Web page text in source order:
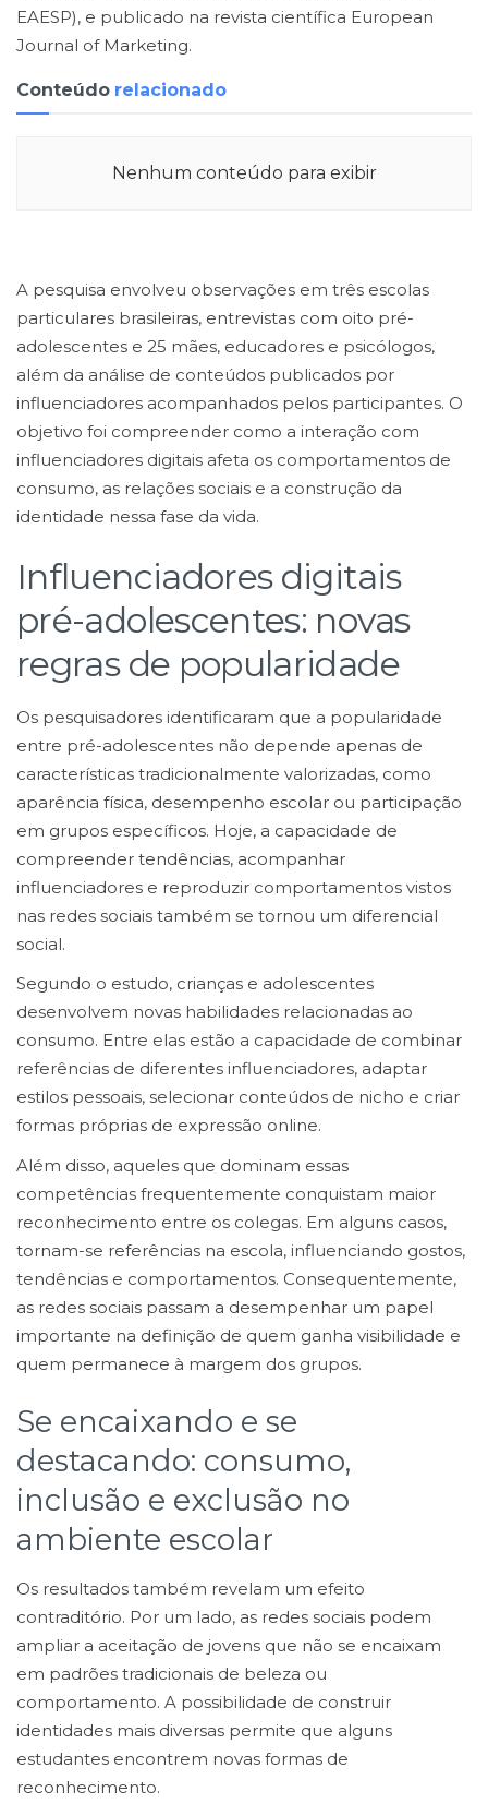
EAESP), e publicado na revista científica European
Journal of Marketing.
Conteúdo relacionado
Nenhum conteúdo para exibir
A pesquisa envolveu observações em três escolas
particulares brasileiras, entrevistas com oito pré-
adolescentes e 25 mães, educadores e psicólogos,
além da análise de conteúdos publicados por
influenciadores acompanhados pelos participantes. O
objetivo foi compreender como a interação com
influenciadores digitais afeta os comportamentos de
consumo, as relações sociais e a construção da
identidade nessa fase da vida.
Influenciadores digitais
pré-adolescentes: novas
regras de popularidade
Os pesquisadores identificaram que a popularidade
entre pré-adolescentes não depende apenas de
características tradicionalmente valorizadas, como
aparência física, desempenho escolar ou participação
em grupos específicos. Hoje, a capacidade de
compreender tendências, acompanhar
influenciadores e reproduzir comportamentos vistos
nas redes sociais também se tornou um diferencial
social.
Segundo o estudo, crianças e adolescentes
desenvolvem novas habilidades relacionadas ao
consumo. Entre elas estão a capacidade de combinar
referências de diferentes influenciadores, adaptar
estilos pessoais, selecionar conteúdos de nicho e criar
formas próprias de expressão online.
Além disso, aqueles que dominam essas
competências frequentemente conquistam maior
reconhecimento entre os colegas. Em alguns casos,
tornam-se referências na escola, influenciando gostos,
tendências e comportamentos. Consequentemente,
as redes sociais passam a desempenhar um papel
importante na definição de quem ganha visibilidade e
quem permanece à margem dos grupos.
Se encaixando e se
destacando: consumo,
inclusão e exclusão no
ambiente escolar
Os resultados também revelam um efeito
contraditório. Por um lado, as redes sociais podem
ampliar a aceitação de jovens que não se encaixam
em padrões tradicionais de beleza ou
comportamento. A possibilidade de construir
identidades mais diversas permite que alguns
estudantes encontrem novas formas de
reconhecimento.